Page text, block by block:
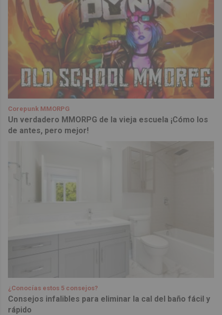
Corepunk MMORPG
Un verdadero MMORPG de la vieja escuela ¡Cómo los
de antes, pero mejor!
¿Conocías estos 5 consejos?
Consejos infalibles para eliminar la cal del baño fácil y
rápido